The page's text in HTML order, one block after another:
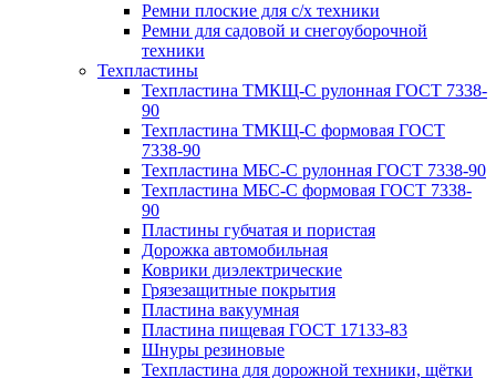
Ремни плоские для с/х техники
Ремни для садовой и снегоуборочной
техники
Техпластины
Техпластина ТМКЩ-С рулонная ГОСТ 7338-
90
Техпластина ТМКЩ-С формовая ГОСТ
7338-90
Техпластина МБС-С рулонная ГОСТ 7338-90
Техпластина МБС-С формовая ГОСТ 7338-
90
Пластины губчатая и пористая
Дорожка автомобильная
Коврики диэлектрические
Грязезащитные покрытия
Пластина вакуумная
Пластина пищевая ГОСТ 17133-83
Шнуры резиновые
Техпластина для дорожной техники, щётки